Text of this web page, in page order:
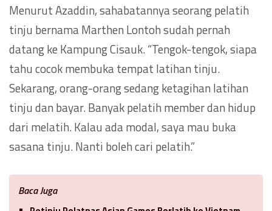
Menurut Azaddin, sahabatannya seorang pelatih
tinju bernama Marthen Lontoh sudah pernah
datang ke Kampung Cisauk. “Tengok-tengok, siapa
tahu cocok membuka tempat latihan tinju.
Sekarang, orang-orang sedang ketagihan latihan
tinju dan bayar. Banyak pelatih member dan hidup
dari melatih. Kalau ada modal, saya mau buka
sasana tinju. Nanti boleh cari pelatih.”
Baca Juga